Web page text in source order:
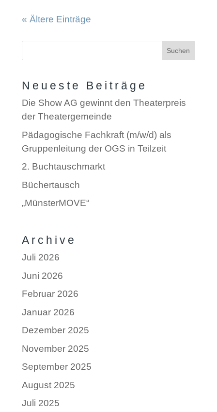
« Ältere Einträge
Suchen
Neueste Beiträge
Die Show AG gewinnt den Theaterpreis
der Theatergemeinde
Pädagogische Fachkraft (m/w/d) als
Gruppenleitung der OGS in Teilzeit
2. Buchtauschmarkt
Büchertausch
„MünsterMOVE“
Archive
Juli 2026
Juni 2026
Februar 2026
Januar 2026
Dezember 2025
November 2025
September 2025
August 2025
Juli 2025